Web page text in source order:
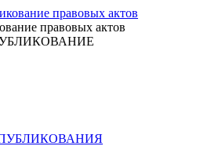
правовых актов